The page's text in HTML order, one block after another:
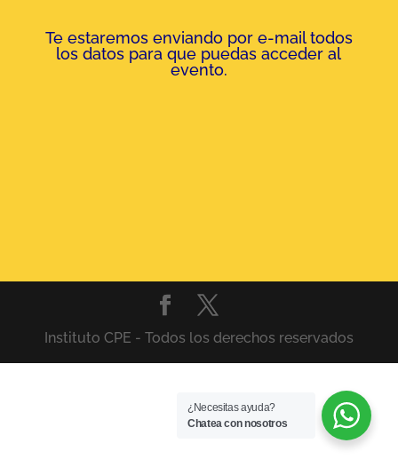
Te estaremos enviando por e-mail todos
los datos para que puedas acceder al
evento.
Instituto CPE - Todos los derechos reservados
¿Necesitas ayuda?
Chatea con nosotros